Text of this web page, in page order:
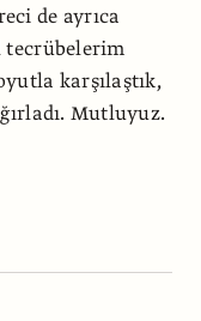
de ayrıca
tecrübelerim
karşılaştık,
Mutluyuz.